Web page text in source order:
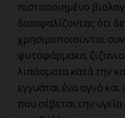
πιστοποιημένο
διασφαλίζοντας ότι
χρησιμοποιούνται
φυτοφάρμακα,
λιπάσματα κατά την
εγγυάται ένα αγνό
που σέβεται την υγεία